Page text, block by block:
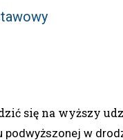
się na wyższy
podwyższonej w